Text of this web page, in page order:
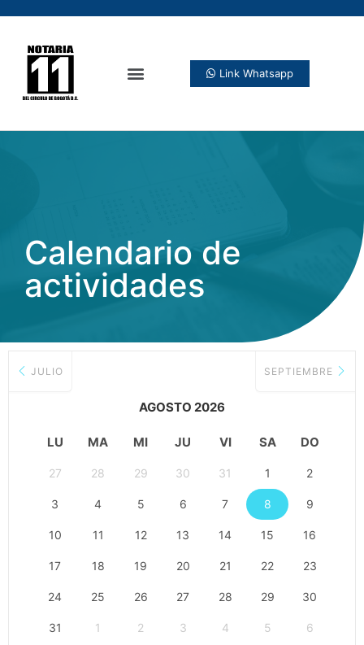
Link Whatsapp
Calendario de
actividades
JULIO
AGOSTO 2026
SEPTIEMBRE
LU MA MI JU VI SA DO
27 28 29 30 31 1 2
3 4 5 6 7 8 9
10 11 12 13 14 15 16
17 18 19 20 21 22 23
24 25 26 27 28 29 30
31 1 2 3 4 5 6